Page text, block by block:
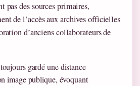
pas des sources primaires,
de l’accès aux archives officielles
d’anciens collaborateurs de
gardé une distance
image publique, évoquant